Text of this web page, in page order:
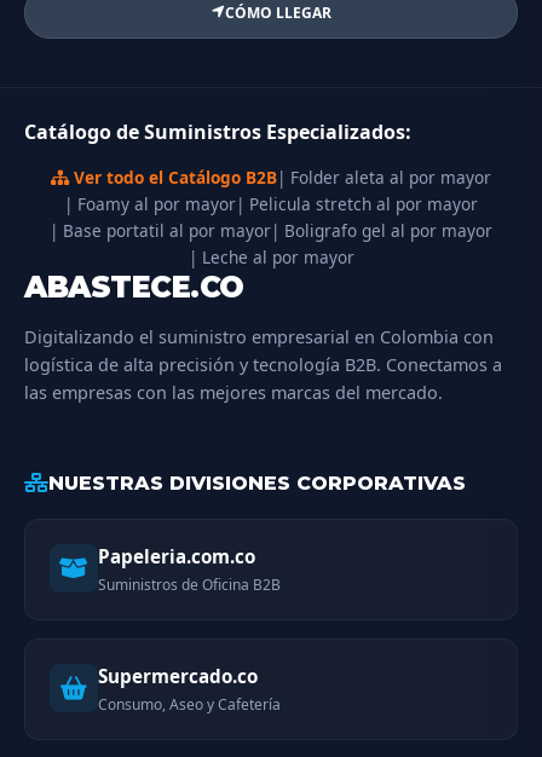
CÓMO LLEGAR
Catálogo de Suministros Especializados:
Ver todo el Catálogo B2B| Folder aleta al por mayor
| Foamy al por mayor| Pelicula stretch al por mayor
| Base portatil al por mayor| Boligrafo gel al por mayor
| Leche al por mayor
ABASTECE.CO
Digitalizando el suministro empresarial en Colombia con
logística de alta precisión y tecnología B2B. Conectamos a
las empresas con las mejores marcas del mercado.
NUESTRAS DIVISIONES CORPORATIVAS
Papeleria.com.co
Suministros de Oficina B2B
Supermercado.co
Consumo, Aseo y Cafetería